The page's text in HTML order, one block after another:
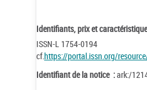
Identifiants, prix et
ISSN-L 1754-0194
cf.https://portal.issn.org/
Identifiant de la notice :ark:/